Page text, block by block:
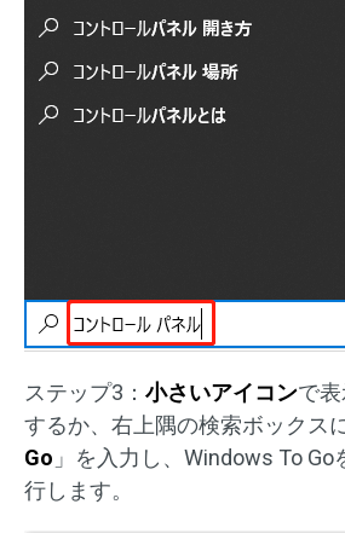
ステップ3： 小さいアイコンで
するか、右上隅の検索ボックス
Go 」を入力し、Windows To
行します。